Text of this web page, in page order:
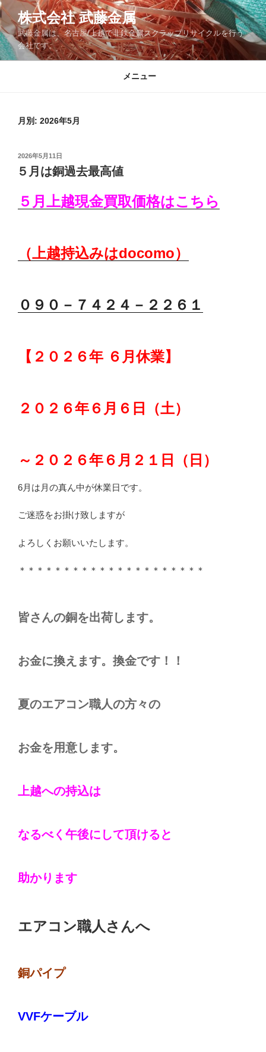
コ
ン
テ
ン
ツ
株式会社 武藤金属
武藤金属は、名古屋/上越で非鉄金属スクラップリサイクルを行う
会社です。
メニュー
月別: 2026年5月
投
稿
日:
2026年5月11日
５月は銅過去最高値
５月上越現金買取価格はこちら
（上越持込みはdocomo）
０９０－７４２４ －２２６１
【２０２６年 ６月休業】
２０２６年６月６日（土）
～２０２６年６月２１日（日）
6月は月の真ん中が休業日です。
ご迷惑をお掛け致しますが
よろしくお願いいたします。
＊＊＊＊＊＊＊＊＊＊＊＊＊＊＊＊＊＊＊＊＊
皆さんの銅を出荷します。
お金に換えます。換金です！！
夏のエアコン職人の方々の
お金を用意します。
上越への持込は
なるべく午後にして頂けると
助かります
エアコン職人さんへ
銅パイプ
VVFケーブル